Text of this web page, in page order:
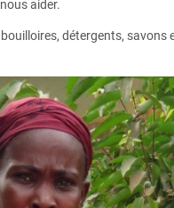
aider.
détergents,
36 ans, a reçu des kits
de Bangui. ©